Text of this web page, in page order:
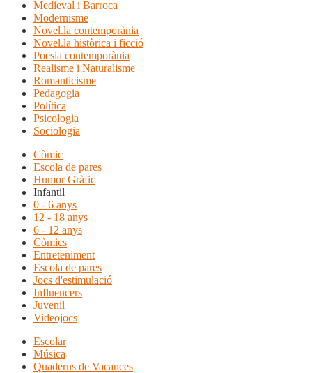
Medieval i Barroca
Modernisme
Novel.la contemporània
Novel.la històrica i ficció
Poesia contemporània
Realisme i Naturalisme
Romanticisme
Pedagogia
Política
Psicologia
Sociologia
Còmic
Escola de pares
Humor Gràfic
Infantil
0 - 6 anys
12 - 18 anys
6 - 12 anys
Còmics
Entreteniment
Escola de pares
Jocs d'estimulació
Influencers
Juvenil
Videojocs
Escolar
Música
Quaderns de Vacances